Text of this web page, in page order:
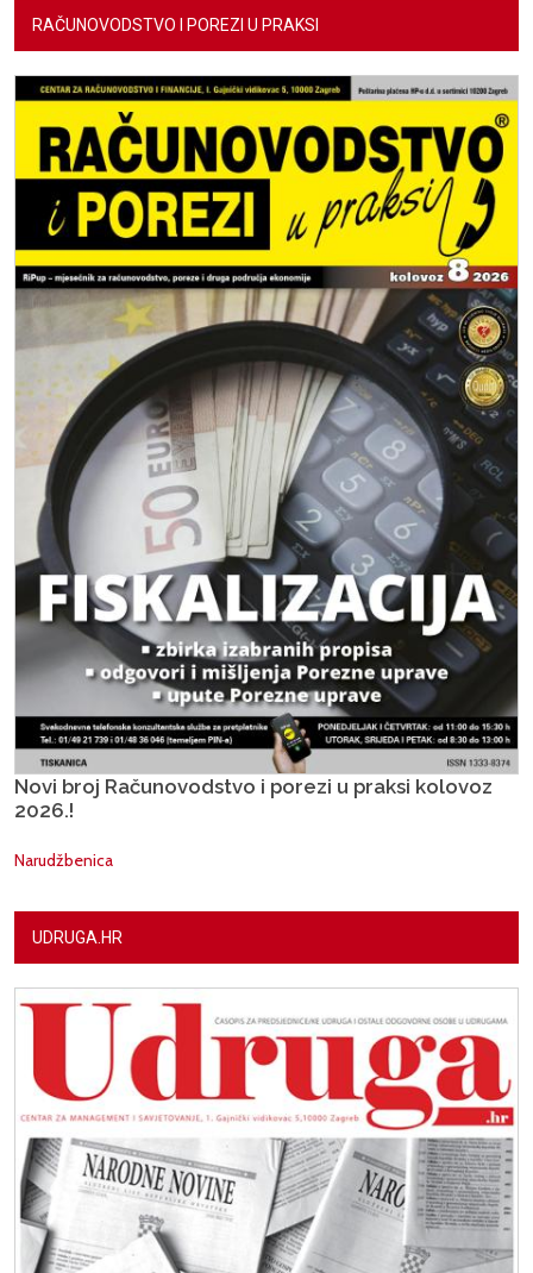
RAČUNOVODSTVO I POREZI U PRAKSI
Novi broj Računovodstvo i porezi u praksi kolovoz
2026.!
Narudžbenica
UDRUGA.HR